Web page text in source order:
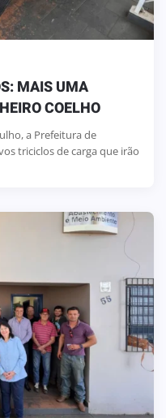
MAIS UMA
COELHO
a Prefeitura de
triciclos de carga que irão